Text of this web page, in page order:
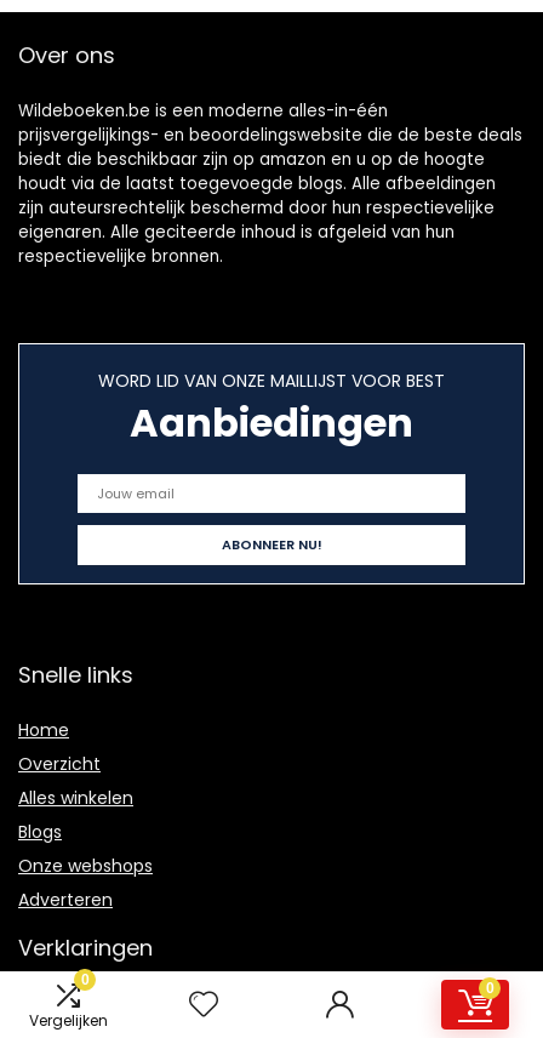
0
Vergelijken
0
Over ons
Wildeboeken.be is een moderne alles-in-één
prijsvergelijkings- en beoordelingswebsite die de beste deals
biedt die beschikbaar zijn op amazon en u op de hoogte
houdt via de laatst toegevoegde blogs. Alle afbeeldingen
zijn auteursrechtelijk beschermd door hun respectievelijke
eigenaren. Alle geciteerde inhoud is afgeleid van hun
respectievelijke bronnen.
WORD LID VAN ONZE MAILLIJST VOOR BEST
Aanbiedingen
Snelle links
Home
Overzicht
Alles winkelen
Blogs
Onze webshops
Adverteren
Verklaringen
Privacybeleid